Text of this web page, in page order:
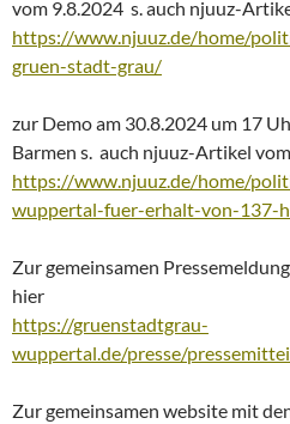
vom 9.8.2024 s. auch njuuz-
https://www.njuuz.de/home/
gruen-stadt-grau/
zur Demo am 30.8.2024 um 17
Barmen s. auch njuuz-Artikel
https://www.njuuz.de/home/
wuppertal-fuer-erhalt-von-137-
Zur gemeinsamen
hier
https://gruenstadtgrau-
wuppertal.de/presse/
Zur gemeinsamen website mit